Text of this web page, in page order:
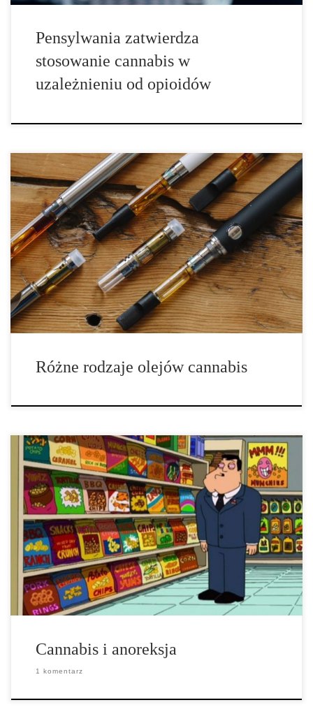
Pensylwania zatwierdza
stosowanie cannabis w
uzależnieniu od opioidów
Obecnie, olej z cannabis produkowany jest w celu zaspokojenia
specyficznych potrzeb pacjentów leczonych marihuaną.
Kannabinoidy posiadają różne działanie, a jeden związek może
leczyć jedne schorzenia lepiej i skuteczniej niż inne. Kupując
produkt, należy zwrócić uwagę na sposób jego oznakowania. Oto
trzy główne rodzaje olejów, które możesz najczęściej napotkać: 1.
THC Olej cannabis pochodzący z roślin o wysokiej zawartości
THC jest […]
Różne rodzaje olejów cannabis
Czy wiesz, że 20 milionów kobiet i 10 milionów mężczyzn cierpi
na zaburzenia odżywiania w pewnym momencie swojego życia?
Według Narodowego Stowarzyszenia ds. Zaburzeń
Gastronomicznych najczęściej jest to anoreksja. Jest to nie tylko
najbardziej powszechne zaburzenie odżywiania, ale także takie,
które powoduje najwyższy wskaźnik umieralności, czyli 12.8
procent. Chociaż istnieje na rynku kilka leków, które pomagają
leczyć anoreksję, nie każdy […]
Cannabis i anoreksja
1 komentarz